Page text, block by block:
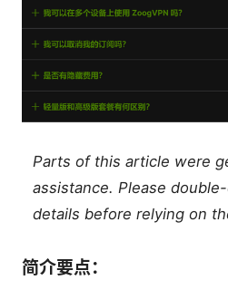
Parts of this article were
assistance. Please
details before relying on
简介要点：